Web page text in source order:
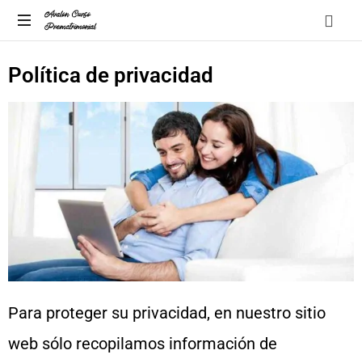
pre-
course
Política de privacidad
Para proteger su privacidad, en nuestro sitio
web sólo recopilamos información de